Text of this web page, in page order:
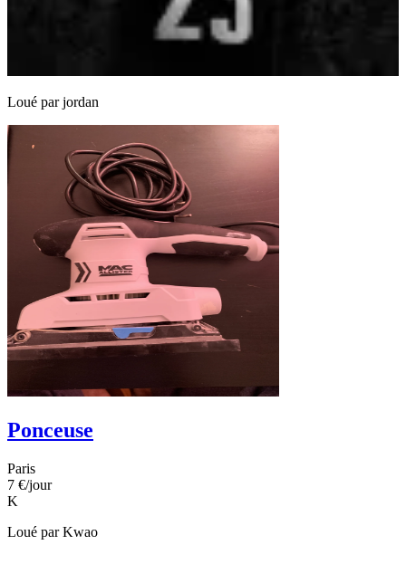
Loué parjordan
Ponceuse
Paris
7 €/jour
K
Loué parKwao